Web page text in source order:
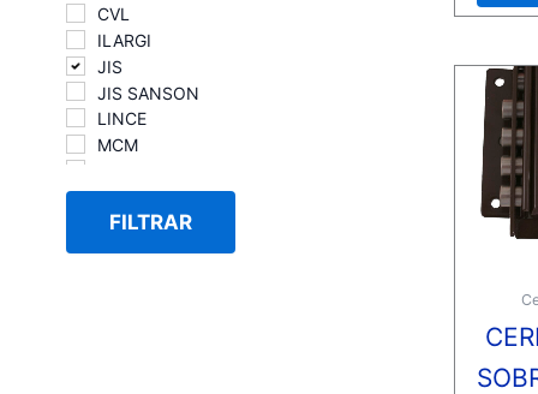
CVL
ILARGI
JIS
JIS SANSON
LINCE
MCM
FILTRAR